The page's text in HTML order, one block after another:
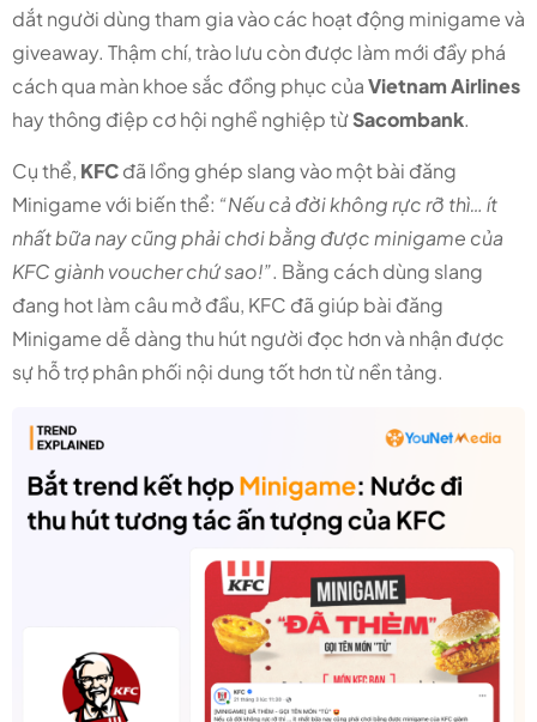
dắt người dùng tham gia vào các hoạt động minigame và
giveaway. Thậm chí, trào lưu còn được làm mới đầy phá
cách qua màn khoe sắc đồng phục củaVietnam Airlines
hay thông điệp cơ hội nghề nghiệp từSacombank.
Cụ thể, KFCđã lồng ghép slang vào một bài đăng
Minigame với biến thể: “Nếu cả đời không rực rỡ thì… ít
nhất bữa nay cũng phải chơi bằng được minigame của
KFC giành voucher chứ sao!”. Bằng cách dùng slang
đang hot làm câu mở đầu, KFC đã giúp bài đăng
Minigame dễ dàng thu hút người đọc hơn và nhận được
sự hỗ trợ phân phối nội dung tốt hơn từ nền tảng.